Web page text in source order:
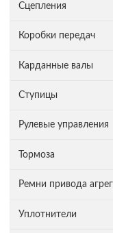
Сцепления
Коробки передач
Карданные валы
Ступицы
Рулевые управления
Тормоза
Ремни привода
Уплотнители